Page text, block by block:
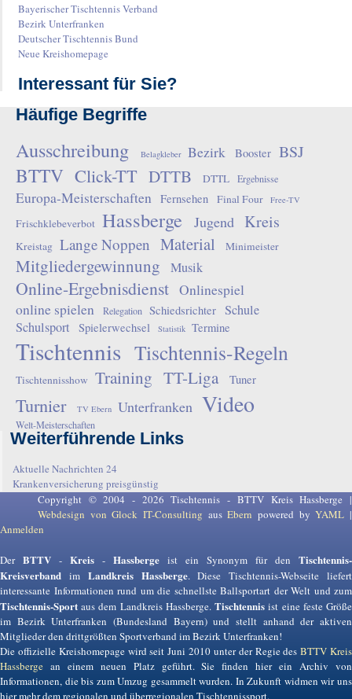
Bayerischer Tischtennis Verband
Bezirk Unterfranken
Deutscher Tischtennis Bund
Neue Kreishomepage
Interessant für Sie?
Häufige Begriffe
Ausschreibung Belagkleber Bezirk Booster BSJ
BTTV Click-TT DTTB DTTL Ergebnisse
Europa-Meisterschaften Fernsehen Final Four Free-TV
Frischklebeverbot Hassberge Jugend Kreis
Kreistag Lange Noppen Material Minimeister
Mitgliedergewinnung Musik
Online-Ergebnisdienst Onlinespiel
online spielen
Relegation Schiedsrichter Schule
Schulsport
Spielerwechsel Statistik Termine
Tischtennis Tischtennis-Regeln
Tischtennisshow Training TT-Liga Tuner
Turnier TV Ebern Unterfranken Video
Welt-Meisterschaften
Weiterführende Links
Aktuelle Nachrichten 24
Krankenversicherung preisgünstig
Copyright © 2004 - 2026 Tischtennis - BTTV Kreis Hassberge |
Webdesign von Glock IT-Consulting ausEbern powered byYAML |
Anmelden
Der BTTV - Kreis - Hassberge ist ein Synonym für den Tischtennis-
Kreisverband im Landkreis Hassberge. Diese Tischtennis-Webseite liefert
interessante Informationen rund um die schnellste Ballsportart der Welt und zum
Tischtennis-Sport aus dem Landkreis Hassberge.Tischtennis ist eine feste Größe
im Bezirk Unterfranken (Bundesland Bayern) und stellt anhand der aktiven
Mitglieder den drittgrößten Sportverband im Bezirk Unterfranken!
Die offizielle Kreishomepage wird seit Juni 2010 unter der Regie desBTTV Kreis
Hassberge an einem neuen Platz geführt. Sie finden hier ein Archiv von
Informationen, die bis zum Umzug gesammelt wurden. In Zukunft widmen wir uns
hier mehr dem regionalen und überregionalen Tischtennissport.